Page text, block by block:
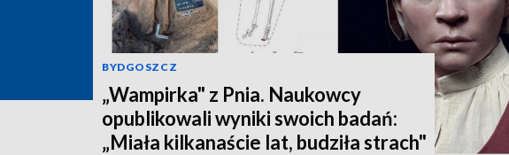
BYDGOSZCZ
„Wampirka" z Pnia. Naukowcy
opublikowali wyniki swoich badań:
„Miała kilkanaście lat, budziła strach"